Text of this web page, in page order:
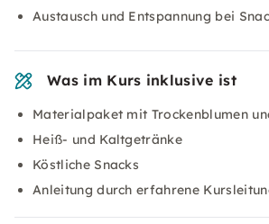
Austausch und Entspannung bei
Was im Kurs inklusive ist
Materialpaket mit Trockenblumen
Heiß- und Kaltgetränke
Köstliche Snacks
Anleitung durch erfahrene